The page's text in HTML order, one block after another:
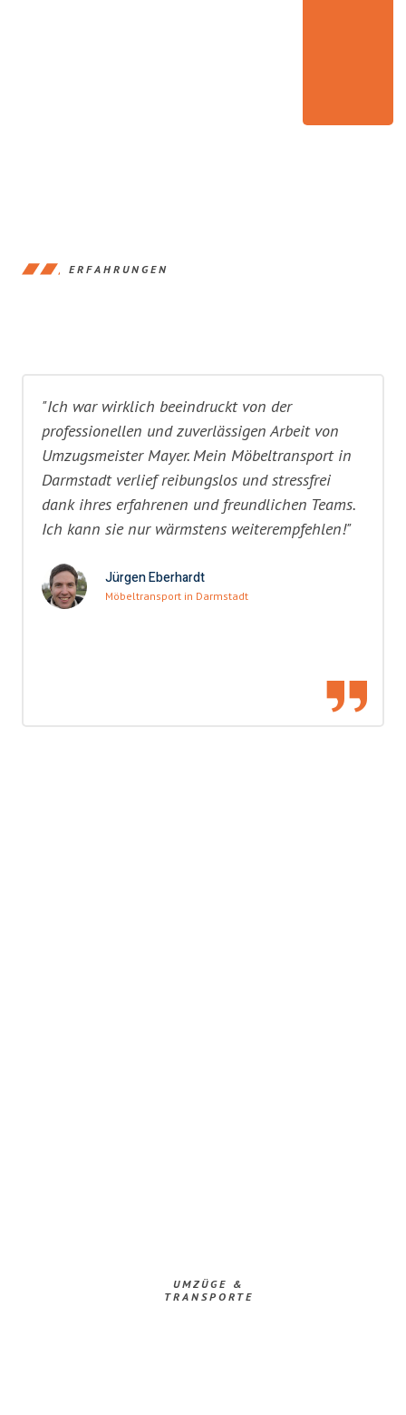
ERFAHRUNGEN
"Ich war wirklich beeindruckt von der
professionellen und zuverlässigen Arbeit von
Umzugsmeister Mayer. Mein Möbeltransport in
Darmstadt verlief reibungslos und stressfrei
dank ihres erfahrenen und freundlichen Teams.
Ich kann sie nur wärmstens weiterempfehlen!"
Jürgen Eberhardt
Möbeltransport in Darmstadt
UMZÜGE &
TRANSPORTE